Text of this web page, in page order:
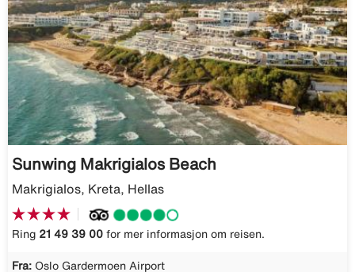
Sunwing Makrigialos Beach
Makrigialos, Kreta, Hellas
Ring 21 49 39 00 for mer informasjon om reisen.
Fra: Oslo Gardermoen Airport